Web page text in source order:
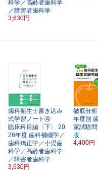
科学／高齢者歯科学
／障害者歯科学
3,630円
歯科衛生士書き込み
式学習ノート④
臨床科目編〈下〉
20
26年度 歯科補綴学／
歯科矯正学／小児歯
科学／高齢者歯科学
／障害者歯科学
3,630円
徹底分
年度別
家試験
版
4,400円